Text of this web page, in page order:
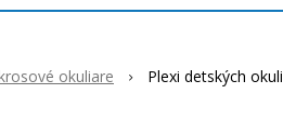
okuliare Plexi detských